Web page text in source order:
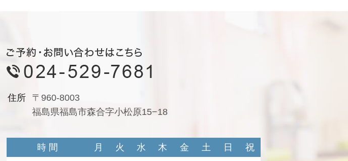
住所
〒960-8003
福島県福島市森合字小松原15−18
時 間 月 火 水 木 金 土 日
祝